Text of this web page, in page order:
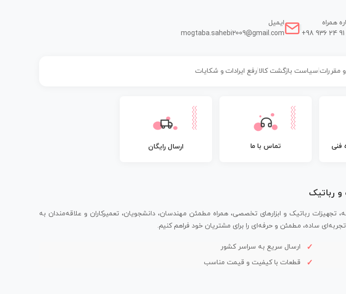
همراه
+98 936 24 91
ایمیل
mogtaba.sahebi2009@gmail.com
مقررات سیاست بازگشت کالا رفع ایرادات و شکایات
فنی تماس با ما ارسال رایگان
رباتیک
تجهیزات رباتیک و ابزارهای تخصصی، همراه مطمئن مهندسان، دانشجویان، تعمیرکاران و علاقه‌مندان به
ساده، مطمئن و حرفه‌ای را برای مشتریان خود فراهم کنیم.
ارسال سریع به سراسر کشور
قطعات با کیفیت و قیمت مناسب